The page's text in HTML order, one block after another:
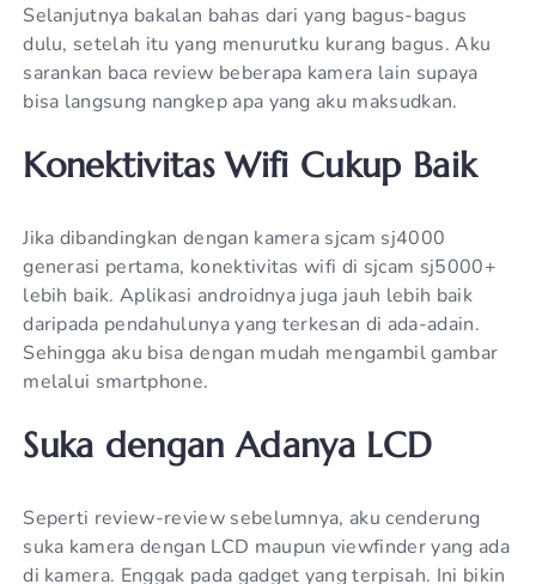
Selanjutnya bakalan bahas dari yang bagus-bagus
dulu, setelah itu yang menurutku kurang bagus. Aku
sarankan baca review beberapa kamera lain supaya
bisa langsung nangkep apa yang aku maksudkan.
Konektivitas Wifi Cukup Baik
Jika dibandingkan dengan kamera sjcam sj4000
generasi pertama, konektivitas wifi di sjcam sj5000+
lebih baik. Aplikasi androidnya juga jauh lebih baik
daripada pendahulunya yang terkesan di ada-adain.
Sehingga aku bisa dengan mudah mengambil gambar
melalui smartphone.
Suka dengan Adanya LCD
Seperti review-review sebelumnya, aku cenderung
suka kamera dengan LCD maupun viewfinder yang ada
di kamera. Enggak pada gadget yang terpisah. Ini bikin